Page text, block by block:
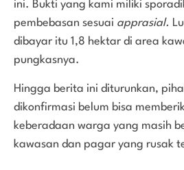
ini. Bukti yang kami miliki
pembebasan sesuai apprasial.
dibayar itu 1,8 hektar di area
pungkasnya.
Hingga berita ini diturunkan,
dikonfirmasi belum bisa
keberadaan warga yang masih
kawasan dan pagar yang rusak